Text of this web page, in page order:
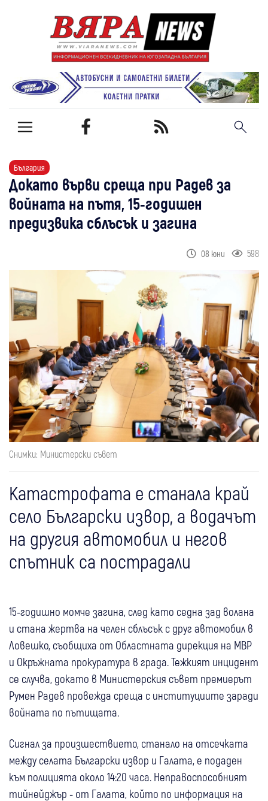
България
Докато върви среща при Радев за
войната на пътя, 15-годишен
предизвика сблъсък и загина
08 юни 598
Снимки: Министерски съвет
Катастрофата е станала край
село Български извор, а водачът
на другия автомобил и негов
спътник са пострадали
15-годишно момче загина, след като седна зад волана
и стана жертва на челен сблъсък с друг автомобил в
Ловешко, съобщиха от Областната дирекция на МВР
и Окръжната прокуратура в града. Тежкият инцидент
се случва, докато в Министерския съвет премиерът
Румен Радев провежда среща с институциите заради
войната по пътищата.
Сигнал за произшествието, станало на отсечката
между селата Български извор и Галата, е подаден
към полицията около 14:20 часа. Неправоспособният
тийнейджър - от Галата, който по информация на